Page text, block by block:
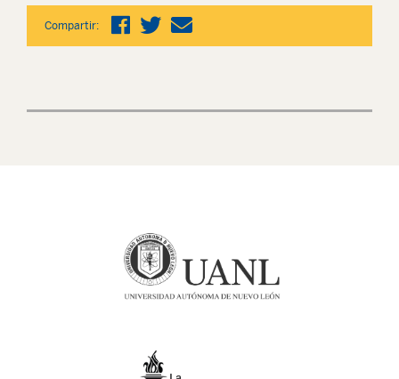
Compartir: